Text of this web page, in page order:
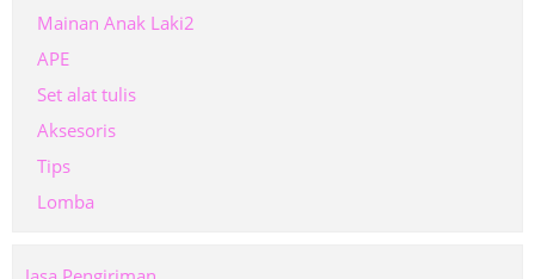
Mainan Anak Laki2
APE
Set alat tulis
Aksesoris
Tips
Lomba